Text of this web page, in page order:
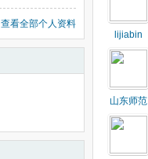
查看全部个人资料
lijiabin
山东师范